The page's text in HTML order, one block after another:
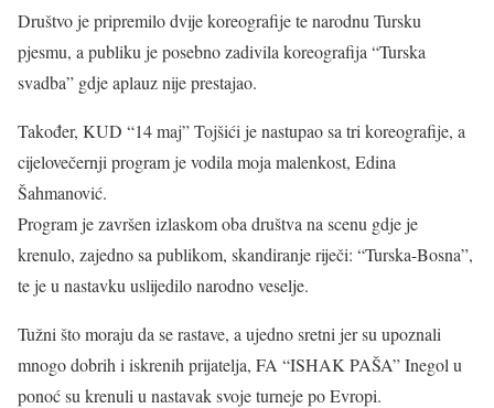
Društvo je pripremilo dvije koreografije te narodnu Tursku
pjesmu, a publiku je posebno zadivila koreografija “Turska
svadba” gdje aplauz nije prestajao.
Također, KUD “14 maj” Tojšići je nastupao sa tri koreografije, a
cijelovečernji program je vodila moja malenkost, Edina
Šahmanović.
Program je završen izlaskom oba društva na scenu gdje je
krenulo, zajedno sa publikom, skandiranje riječi: “Turska-Bosna”,
te je u nastavku uslijedilo narodno veselje.
Tužni što moraju da se rastave, a ujedno sretni jer su upoznali
mnogo dobrih i iskrenih prijatelja, FA “ISHAK PAŠA” Inegol u
ponoć su krenuli u nastavak svoje turneje po Evropi.